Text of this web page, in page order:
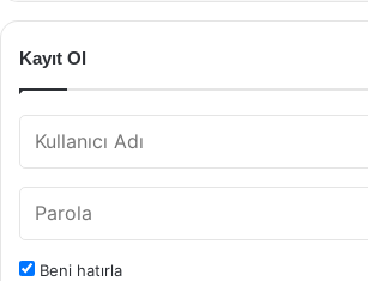
Kayıt Ol
Beni hatırla